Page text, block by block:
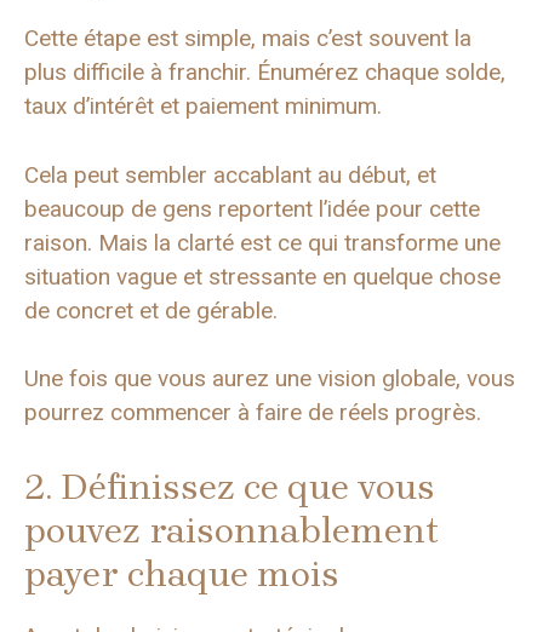
Cette étape est simple, mais c’est souvent la
plus difficile à franchir. Énumérez chaque solde,
taux d’intérêt et paiement minimum.
Cela peut sembler accablant au début, et
beaucoup de gens reportent l’idée pour cette
raison. Mais la clarté est ce qui transforme une
situation vague et stressante en quelque chose
de concret et de gérable.
Une fois que vous aurez une vision globale, vous
pourrez commencer à faire de réels progrès.
2. Définissez ce que vous
pouvez raisonnablement
payer chaque mois